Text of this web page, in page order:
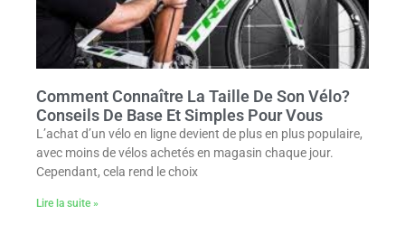
Comment Connaître La Taille De Son Vélo?
Conseils De Base Et Simples Pour Vous
L’achat d’un vélo en ligne devient de plus en plus populaire,
avec moins de vélos achetés en magasin chaque jour.
Cependant, cela rend le choix
Lire la suite »